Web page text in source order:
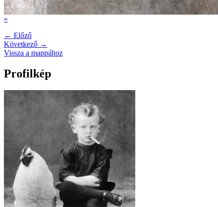
»
← Előző
Következő →
Vissza a mappához
Profilkép